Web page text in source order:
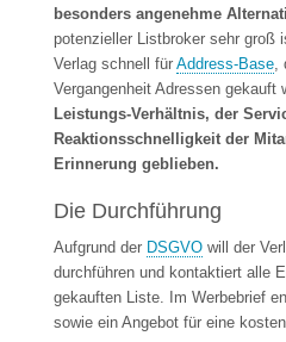
besonders angenehme
potenzieller Listbroker sehr groß
Verlag schnell für Address-Base
Vergangenheit Adressen gekauft
Leistungs-Verhältnis, der
Reaktionsschnelligkeit der
Erinnerung geblieben.
Die Durchführung
Aufgrund der DSGVO will der
durchführen und kontaktiert alle
gekauften Liste. Im Werbebrief
sowie ein Angebot für eine